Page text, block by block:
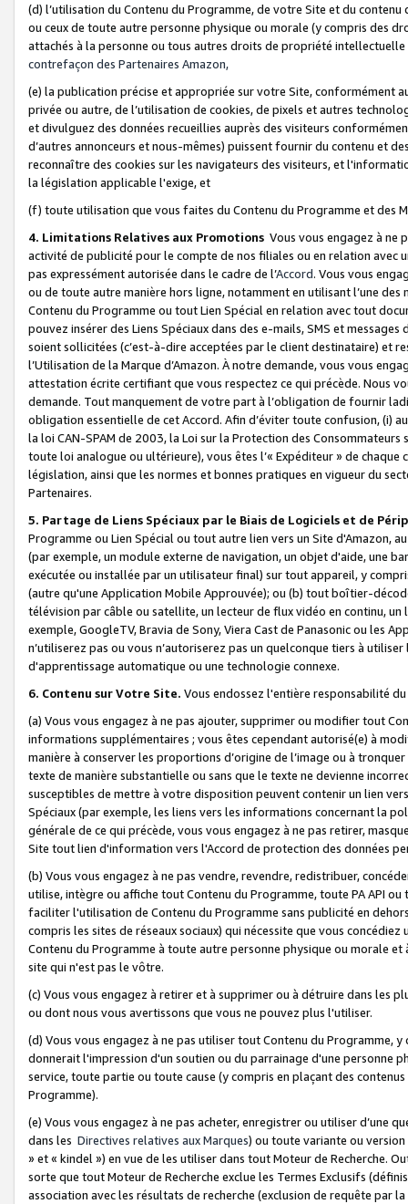
(d) l’utilisation du Contenu du Programme, de votre Site et du
ou ceux de toute autre personne physique ou morale (y compris des
attachés à la personne ou tous autres droits de propriété
contrefaçon des Partenaires Amazon,
(e) la publication précise et appropriée sur votre Site, conformément
privée ou autre, de l’utilisation de cookies, de pixels et autres
et divulguez des données recueillies auprès des visiteurs
d’autres annonceurs et nous-mêmes) puissent fournir du contenu et
reconnaître des cookies sur les navigateurs des visiteurs, et
la législation applicable l'exige, et
(f) toute utilisation que vous faites du Contenu du Programme et des
4. Limitations Relatives aux Promotions Vous vous engagez à ne
activité de publicité pour le compte de nos filiales ou en relation avec
pas expressément autorisée dans le cadre de l’Accord. Vous vous
ou de toute autre manière hors ligne, notamment en utilisant l’une
Contenu du Programme ou tout Lien Spécial en relation avec tout
pouvez insérer des Liens Spéciaux dans des e-mails, SMS et
soient sollicitées (c’est-à-dire acceptées par le client destinataire) et
l’Utilisation de la Marque d’Amazon. À notre demande, vous vous
attestation écrite certifiant que vous respectez ce qui précède. Nous
demande. Tout manquement de votre part à l’obligation de fournir
obligation essentielle de cet Accord. Afin d’éviter toute confusion, (i)
la loi CAN-SPAM de 2003, la Loi sur la Protection des
toute loi analogue ou ultérieure), vous êtes l’« Expéditeur » de
législation, ainsi que les normes et bonnes pratiques en vigueur du
Partenaires.
5. Partage de Liens Spéciaux par le Biais de Logiciels et de
Programme ou Lien Spécial ou tout autre lien vers un Site d'Amazon,
(par exemple, un module externe de navigation, un objet d'aide, une
exécutée ou installée par un utilisateur final) sur tout appareil, y
(autre qu'une Application Mobile Approuvée); ou (b) tout boîtier-
télévision par câble ou satellite, un lecteur de flux vidéo en continu,
exemple, GoogleTV, Bravia de Sony, Viera Cast de Panasonic ou les
n’utiliserez pas ou vous n’autoriserez pas un quelconque tiers à
d'apprentissage automatique ou une technologie connexe.
6. Contenu sur Votre Site. Vous endossez l'entière responsabilité
(a) Vous vous engagez à ne pas ajouter, supprimer ou modifier tout
informations supplémentaires ; vous êtes cependant autorisé(e) à
manière à conserver les proportions d’origine de l’image ou à
texte de manière substantielle ou sans que le texte ne devienne
susceptibles de mettre à votre disposition peuvent contenir un lien
Spéciaux (par exemple, les liens vers les informations concernant la
générale de ce qui précède, vous vous engagez à ne pas retirer,
Site tout lien d'information vers l'Accord de protection des données
(b) Vous vous engagez à ne pas vendre, revendre, redistribuer,
utilise, intègre ou affiche tout Contenu du Programme, toute PA API
faciliter l'utilisation de Contenu du Programme sans publicité en
compris les sites de réseaux sociaux) qui nécessite que vous
Contenu du Programme à toute autre personne physique ou morale
site qui n'est pas le vôtre.
(c) Vous vous engagez à retirer et à supprimer ou à détruire dans les
ou dont nous vous avertissons que vous ne pouvez plus l'utiliser.
(d) Vous vous engagez à ne pas utiliser tout Contenu du Programme,
donnerait l'impression d'un soutien ou du parrainage d'une personne
service, toute partie ou toute cause (y compris en plaçant des
Programme).
(e) Vous vous engagez à ne pas acheter, enregistrer ou utiliser d’une
dans les Directives relatives aux Marques) ou toute variante ou
» et « kindel ») en vue de les utiliser dans tout Moteur de Recherche.
sorte que tout Moteur de Recherche exclue les Termes Exclusifs
association avec les résultats de recherche (exclusion de requête